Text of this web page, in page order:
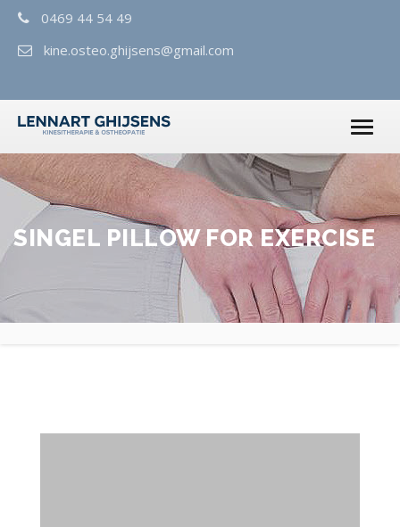
0469 44 54 49
kine.osteo.ghijsens@gmail.com
SINGEL PILLOW FOR EXERCISE